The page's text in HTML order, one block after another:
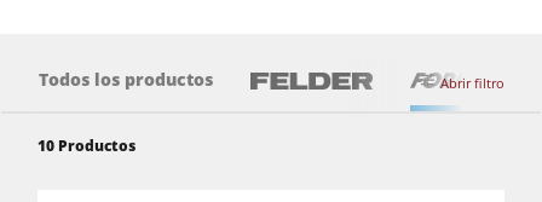
Abrir filtro
Todos los productos
10 Productos